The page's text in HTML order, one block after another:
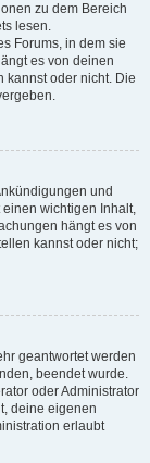
zu dem Bereich
lesen.
Forums, in dem sie
es von deinen
kannst oder nicht. Die
und
wichtigen Inhalt,
hängt es von
kannst oder nicht;
geantwortet werden
beendet wurde.
oder Administrator
deine eigenen
erlaubt